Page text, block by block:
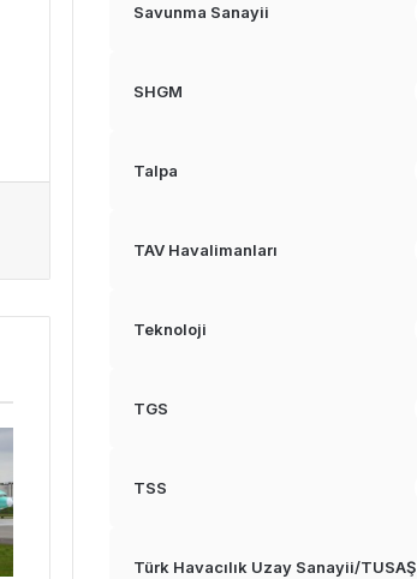
Savunma Sanayii
SHGM
Talpa
TAV Havalimanları
Teknoloji
TGS
TSS
Türk Havacılık Uzay Sanayii/TUSAŞ